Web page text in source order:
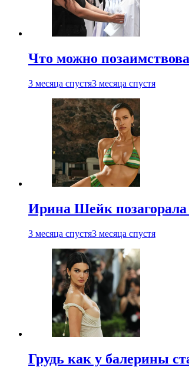
Что можно
3 месяца спустя3 месяца спустя
Ирина Шейк позагорала
3 месяца спустя3 месяца спустя
Грудь как у балерины